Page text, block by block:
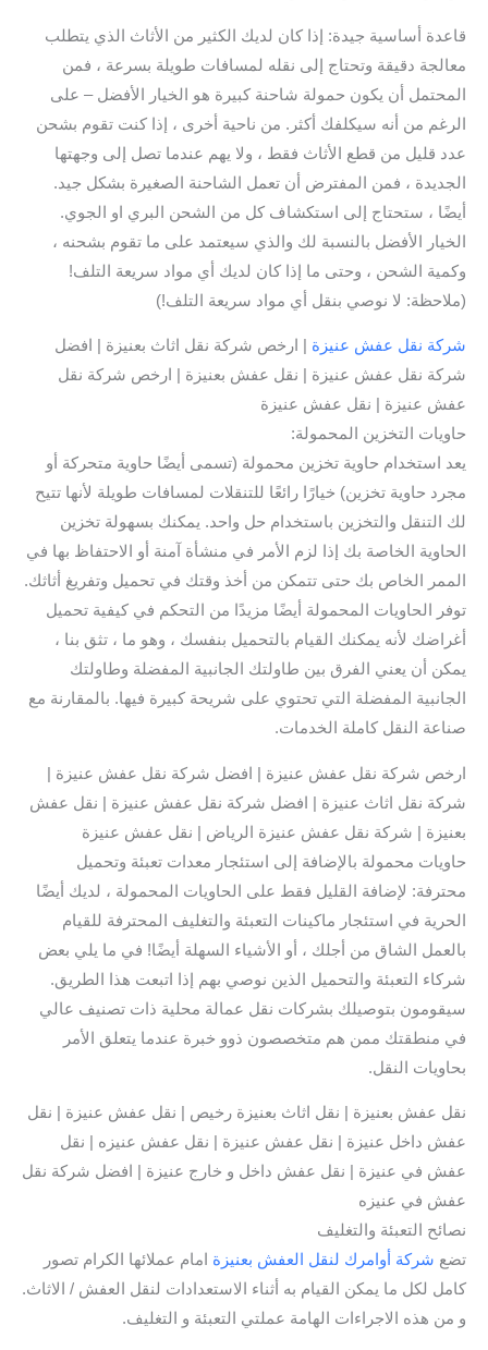
قاعدة أساسية جيدة: إذا كان لديك الكثير من الأثاث الذي يتطلب
معالجة دقيقة وتحتاج إلى نقله لمسافات طويلة بسرعة ، فمن
المحتمل أن يكون حمولة شاحنة كبيرة هو الخيار الأفضل – على
الرغم من أنه سيكلفك أكثر. من ناحية أخرى ، إذا كنت تقوم بشحن
عدد قليل من قطع الأثاث فقط ، ولا يهم عندما تصل إلى وجهتها
الجديدة ، فمن المفترض أن تعمل الشاحنة الصغيرة بشكل جيد.
أيضًا ، ستحتاج إلى استكشاف كل من الشحن البري او الجوي.
الخيار الأفضل بالنسبة لك والذي سيعتمد على ما تقوم بشحنه ،
وكمية الشحن ، وحتى ما إذا كان لديك أي مواد سريعة التلف!
(ملاحظة: لا نوصي بنقل أي مواد سريعة التلف!)
شركة نقل عفش عنيزة | ارخص شركة نقل اثاث بعنيزة | افضل
شركة نقل عفش عنيزة | نقل عفش بعنيزة | ارخص شركة نقل
عفش عنيزة | نقل عفش عنيزة
حاويات التخزين المحمولة:
يعد استخدام حاوية تخزين محمولة (تسمى أيضًا حاوية متحركة أو
مجرد حاوية تخزين) خيارًا رائعًا للتنقلات لمسافات طويلة لأنها تتيح
لك التنقل والتخزين باستخدام حل واحد. يمكنك بسهولة تخزين
الحاوية الخاصة بك إذا لزم الأمر في منشأة آمنة أو الاحتفاظ بها في
الممر الخاص بك حتى تتمكن من أخذ وقتك في تحميل وتفريغ أثاثك.
توفر الحاويات المحمولة أيضًا مزيدًا من التحكم في كيفية تحميل
أغراضك لأنه يمكنك القيام بالتحميل بنفسك ، وهو ما ، تثق بنا ،
يمكن أن يعني الفرق بين طاولتك الجانبية المفضلة وطاولتك
الجانبية المفضلة التي تحتوي على شريحة كبيرة فيها. بالمقارنة مع
صناعة النقل كاملة الخدمات.
ارخص شركة نقل عفش عنيزة | افضل شركة نقل عفش عنيزة |
شركة نقل اثاث عنيزة | افضل شركة نقل عفش عنيزة | نقل عفش
بعنيزة | شركة نقل عفش عنيزة الرياض | نقل عفش عنيزة
حاويات محمولة بالإضافة إلى استئجار معدات تعبئة وتحميل
محترفة: لإضافة القليل فقط على الحاويات المحمولة ، لديك أيضًا
الحرية في استئجار ماكينات التعبئة والتغليف المحترفة للقيام
بالعمل الشاق من أجلك ، أو الأشياء السهلة أيضًا! في ما يلي بعض
شركاء التعبئة والتحميل الذين نوصي بهم إذا اتبعت هذا الطريق.
سيقومون بتوصيلك بشركات نقل عمالة محلية ذات تصنيف عالي
في منطقتك ممن هم متخصصون ذوو خبرة عندما يتعلق الأمر
بحاويات النقل.
نقل عفش بعنيزة | نقل اثاث بعنيزة رخيص | نقل عفش عنيزة | نقل
عفش داخل عنيزة | نقل عفش عنيزة | نقل عفش عنيزه | نقل
عفش في عنيزة | نقل عفش داخل و خارج عنيزة | افضل شركة نقل
عفش في عنيزه
نصائح التعبئة والتغليف
تضع شركة أوامرك لنقل العفش بعنيزة امام عملائها الكرام تصور
كامل لكل ما يمكن القيام به أثناء الاستعدادات لنقل العفش / الاثاث.
و من هذه الاجراءات الهامة عملتي التعبئة و التغليف.